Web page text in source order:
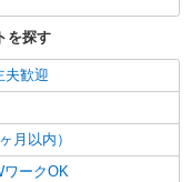
を探す
夫歓迎
月以内）
ワークOK